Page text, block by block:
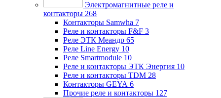
Электромагнитные реле и
контакторы 268
Контакторы Samwha 7
Реле и контакторы F&F 3
Реле ЭТК Меандр 65
Реле Line Energy 10
Реле Smartmodule 10
Реле и контакторы ЭТК Энергия 10
Реле и контакторы TDM 28
Контакторы GEYA 6
Прочие реле и контакторы 127